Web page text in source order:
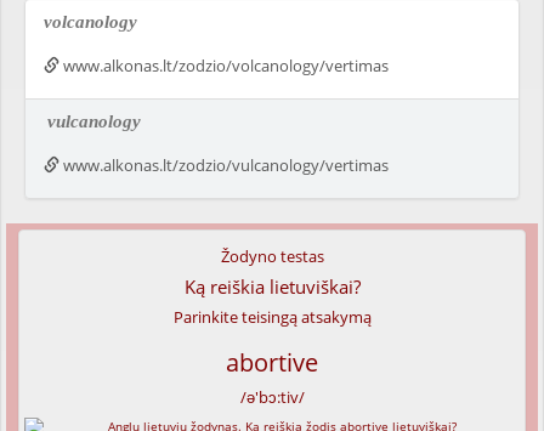
volcanology
www.alkonas.lt/zodzio/volcanology/vertimas
vulcanology
www.alkonas.lt/zodzio/vulcanology/vertimas
Žodyno testas
Ką reiškia lietuviškai?
Parinkite teisingą atsakymą
abortive
/ə'bɔ:tiv/